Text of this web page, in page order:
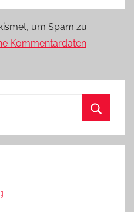
um Spam zu
Kommentardaten